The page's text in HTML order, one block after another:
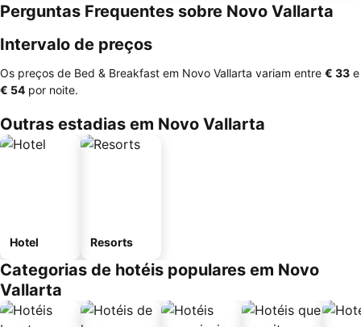
Perguntas Frequentes sobre Novo Vallarta
Intervalo de preços
Os preços de Bed & Breakfast em Novo Vallarta variam entre ‎€ 33 e
‎€ 54 por noite.
Outras estadias em Novo Vallarta
Hotel Resorts
Categorias de hotéis populares em Novo
Vallarta